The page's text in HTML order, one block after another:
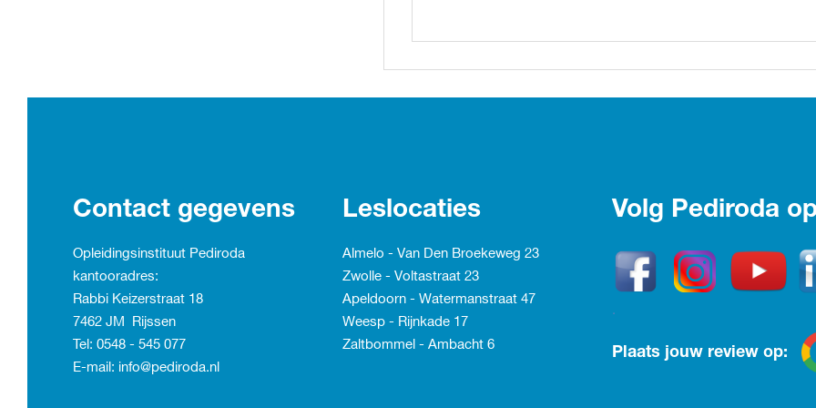
Contact gegevens
Opleidingsinstituut Pediroda
kantooradres:
Rabbi Keizerstraat 18
7462 JM Rijssen
Tel: 0548 - 545 077
E-mail: info@pediroda.nl
Leslocaties
Almelo - Van Den Broekeweg 23
Zwolle - Voltastraat 23
Apeldoorn - Watermanstraat 47
Weesp - Rijnkade 17
Zaltbommel - Ambacht 6
Volg Pediroda
.
Plaats jouw review op: